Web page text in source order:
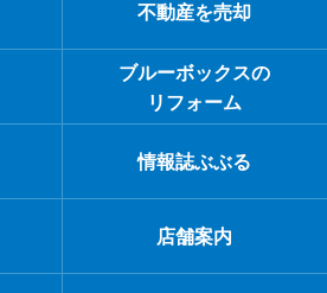
不動産を売却
ブルーボックスの
リフォーム
情報誌ぶぶる
店舗案内